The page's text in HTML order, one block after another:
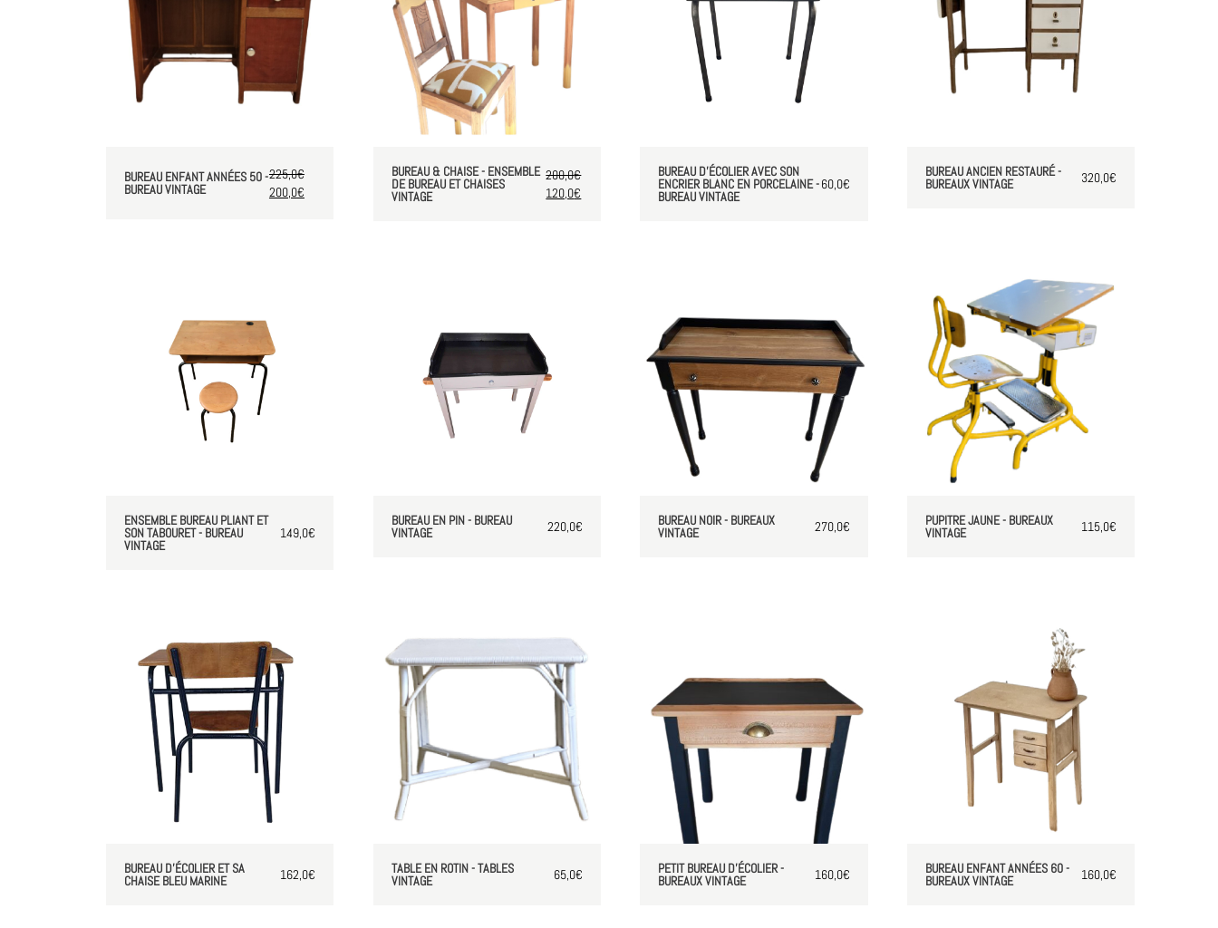
BUREAU ENFANT ANNÉES 50 -
BUREAU VINTAGE
225,0€
200,0€
BUREAU & CHAISE - ENSEMBLE
DE BUREAU ET CHAISES
VINTAGE
200,0€
120,0€
BUREAU D'ÉCOLIER AVEC SON
ENCRIER BLANC EN PORCELAINE -
BUREAU VINTAGE
60,0€
BUREAU ANCIEN RESTAURÉ -
BUREAUX VINTAGE 320,0€
ENSEMBLE BUREAU PLIANT ET
SON TABOURET - BUREAU
VINTAGE
149,0€
BUREAU EN PIN - BUREAU
VINTAGE 220,0€ BUREAU NOIR - BUREAUX
VINTAGE 270,0€ PUPITRE JAUNE - BUREAUX
VINTAGE 115,0€
BUREAU D'ÉCOLIER ET SA
CHAISE BLEU MARINE 162,0€ TABLE EN ROTIN - TABLES
VINTAGE 65,0€ PETIT BUREAU D'ÉCOLIER -
BUREAUX VINTAGE 160,0€ BUREAU ENFANT ANNÉES 60 -
BUREAUX VINTAGE 160,0€